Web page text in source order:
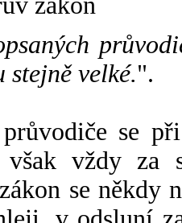
stejně velké.".
se
vždy za
se někdy